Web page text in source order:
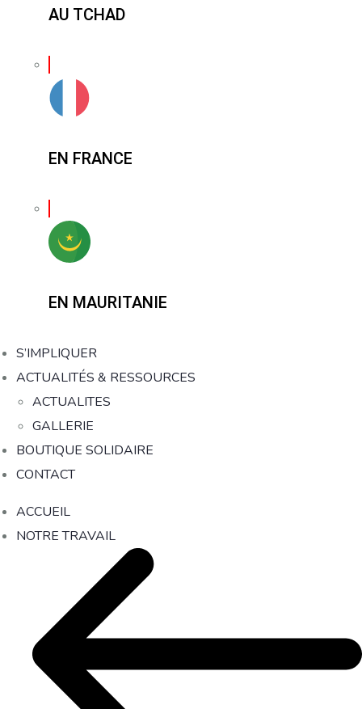
AU TCHAD
EN FRANCE
EN MAURITANIE
S’IMPLIQUER
ACTUALITÉS & RESSOURCES
ACTUALITES
GALLERIE
BOUTIQUE SOLIDAIRE
CONTACT
ACCUEIL
NOTRE TRAVAIL